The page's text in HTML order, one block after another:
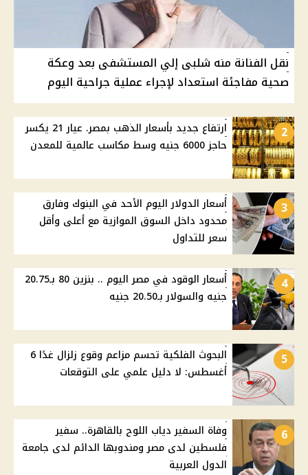
نقل الفنانة منه شلبى إلي المستشفى بعد وعكة
صحية مفاجئة استعداد لإجراء عملية جراحية اليوم
2
ارتفاع جديد بأسعار الذهب بمصر. عيار 21 يكسر
حاجز 6000 جنيه وسط مكاسب عالمية للمعدن
3
أسعار الدولار اليوم الأحد في البنوك وفارق
محدود داخل السوق الموازية مع أعلى وأقل
سعر للتداول
4
أسعار الوقود في مصر اليوم .. بنزين 80 بـ20.75
جنيه والسولار بـ20.50 جنيه
5
البحوث الفلكية تحسم مزاعم وقوع زلزال غدًا 6
أغسطس: لا دليل علمي على التوقعات
6
وفاة السفير دياب اللوح بالقاهرة.. سفير
فلسطين لدى مصر ومندوبها الدائم لدى جامعة
الدول العربية